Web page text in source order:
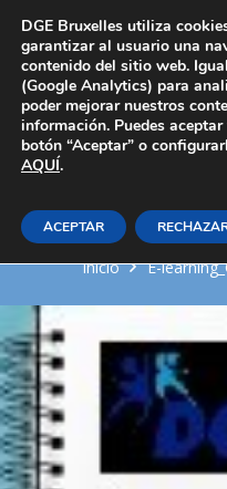
Los
a
Inicio E-
DGE Bruxelles utiliza
garantizar al usuario una
contenido del sitio web.
(Google Analytics) para
poder mejorar nuestros
información. Puedes
botón “Aceptar” o
AQUÍ.
ACEPTAR